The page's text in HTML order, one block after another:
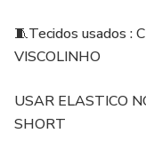
🧵Tecidos usados :
VISCOLINHO
USAR ELASTICO
SHORT